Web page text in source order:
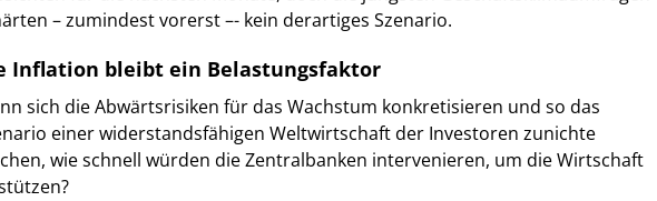
– zumindest vorerst –- kein derartiges Szenario.
Inflation bleibt ein Belastungsfaktor
sich die Abwärtsrisiken für das Wachstum konkretisieren und so das
einer widerstandsfähigen Weltwirtschaft der Investoren zunichte
wie schnell würden die Zentralbanken intervenieren, um die Wirtschaft